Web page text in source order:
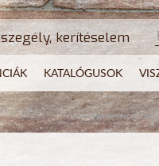
kerítéselem
KATALÓGUSOK